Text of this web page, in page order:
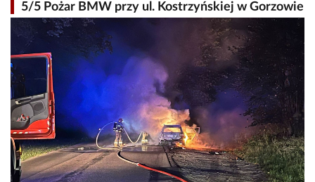
5/5 Pożar BMW przy ul. Kostrzyńskiej w Gorzowie